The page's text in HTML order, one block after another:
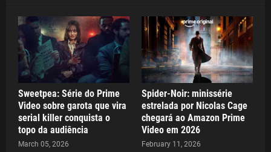
Sweetpea: Série do Prime
Video sobre garota que vira
serial killer conquista o
topo da audiência
March 05, 2026
Spider-Noir: minissérie
estrelada por Nicolas Cage
chegará ao Amazon Prime
Video em 2026
February 11, 2026